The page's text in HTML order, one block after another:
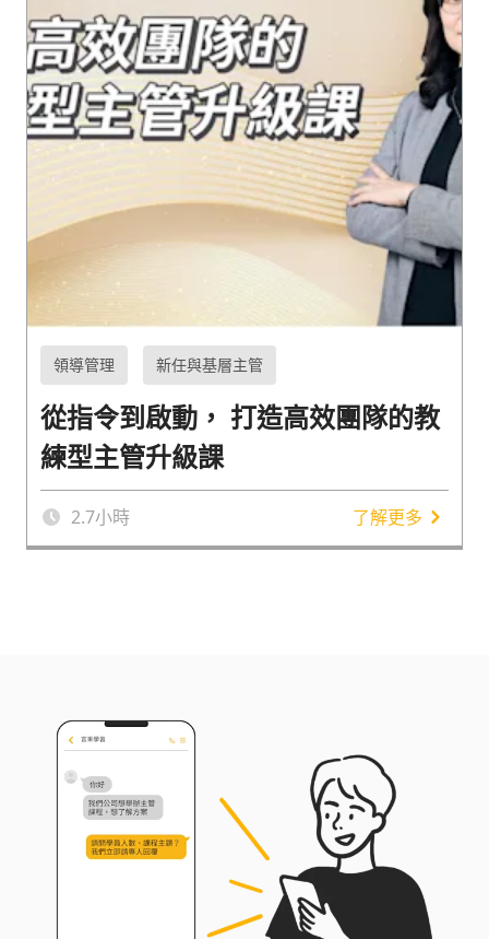
領導管理 新任與基層主管
從指令到啟動， 打造高效團隊的教
練型主管升級課
2.7小時 了解更多